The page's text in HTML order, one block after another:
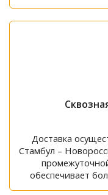
Доставка
Стамбул –
обеспечивает